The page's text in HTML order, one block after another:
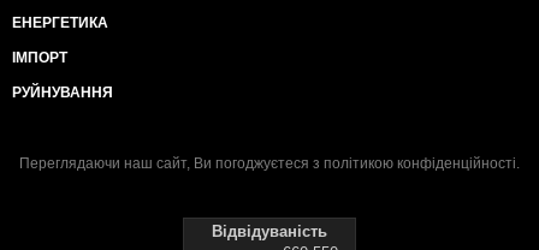
ЕНЕРГЕТИКА
ІМПОРТ
РУЙНУВАННЯ
Переглядаючи наш сайт, Ви погоджуєтеся з політикою конфіденційності.
Відвідуваність